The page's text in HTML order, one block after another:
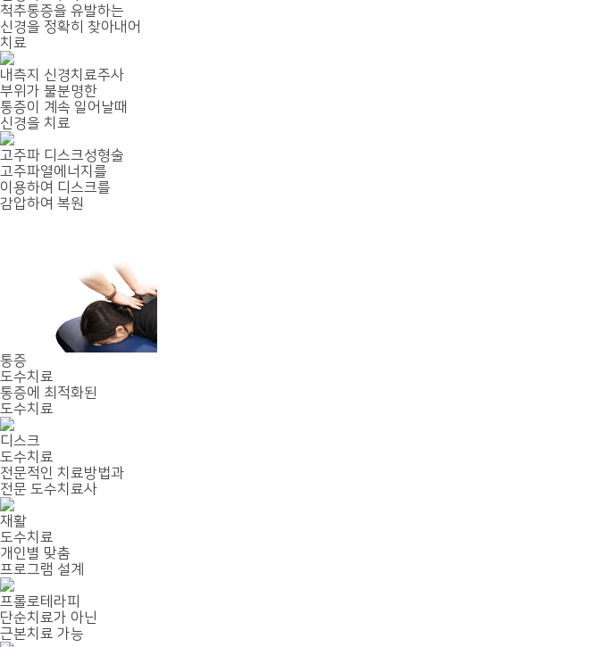
척추통증을 유발하는
신경을 정확히 찾아내어
치료
내측지 신경치료주사
부위가 불분명한
통증이 계속 일어날때
신경을 치료
고주파 디스크성형술
고주파열에너지를
이용하여 디스크를
감압하여 복원
통증
도수치료
통증에 최적화된
도수치료
디스크
도수치료
전문적인 치료방법과
전문 도수치료사
재활
도수치료
개인별 맞춤
프로그램 설계
프롤로테라피
단순치료가 아닌
근본치료 가능